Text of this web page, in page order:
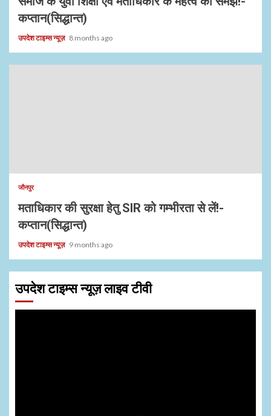
कप्तान(सिद्धान्त)
उपदेश टाइम्स न्यूज़ 8 months ago
जौनपुर
मताधिकार की सुरक्षा हेतु SIR को गम्भीरता से लें!-
कप्तान(सिद्धान्त)
उपदेश टाइम्स न्यूज़ 9 months ago
उपदेश टाइम्स न्यूज़ लाइव टीवी